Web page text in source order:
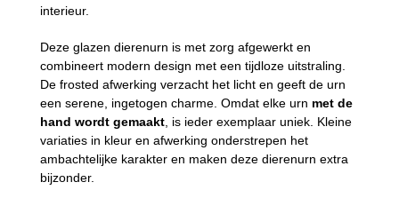
interieur.
Deze glazen dierenurn is met zorg afgewerkt en
combineert modern design met een tijdloze uitstraling.
De frosted afwerking verzacht het licht en geeft de urn
een serene, ingetogen charme. Omdat elke urn met de
hand wordt gemaakt , is ieder exemplaar uniek. Kleine
variaties in kleur en afwerking onderstrepen het
ambachtelijke karakter en maken deze dierenurn extra
bijzonder.